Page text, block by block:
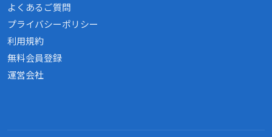
よくあるご質問
プライバシーポリシー
利用規約
無料会員登録
運営会社